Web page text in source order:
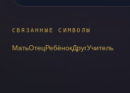
СВЯЗАННЫЕ СИМВОЛЫ
МатьОтецРебёнокДругУчитель